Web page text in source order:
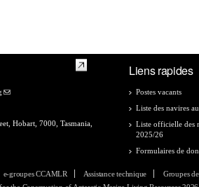
Hobart, 7000, Tasmania,
Liens rapides
Postes vacants
Liste des navires
Liste officielle des
2025/26
Formulaires de
e-groupes CCAMLR Assistance technique
Groupes